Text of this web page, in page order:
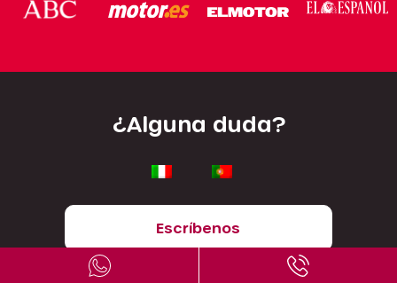
¿Alguna duda?
Escríbenos